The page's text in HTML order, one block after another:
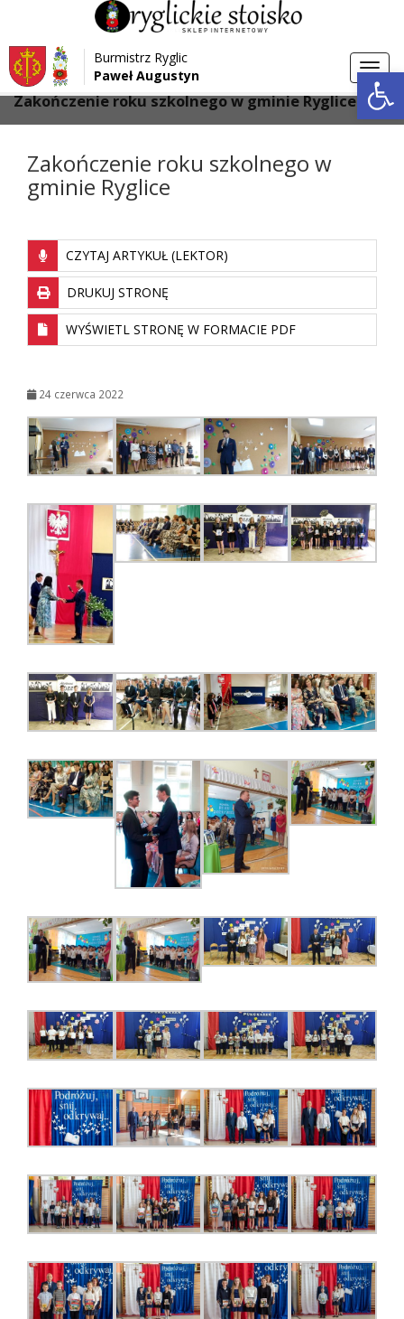
Przejdź do menu
Przejdź do głównej treści strony
Przejdź do stopki strony
Burmistrz Ryglic
Paweł Augustyn
Strona główna > Galeria
Zakończenie roku szkolnego w gminie Ryglice
Zakończenie roku szkolnego w
gminie Ryglice
CZYTAJ ARTYKUŁ (LEKTOR)
DRUKUJ STRONĘ
WYŚWIETL STRONĘ W FORMACIE PDF
24 czerwca 2022